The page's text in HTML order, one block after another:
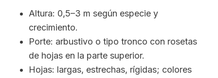
Altura: 0,5–3 m según especie y
crecimiento.
Porte: arbustivo o tipo tronco con rosetas
de hojas en la parte superior.
Hojas: largas, estrechas, rígidas; colores